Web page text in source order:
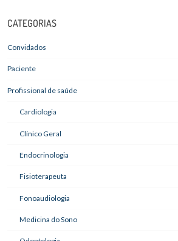
CATEGORIAS
Convidados
Paciente
Profissional de saúde
Cardiologia
Clínico Geral
Endocrinologia
Fisioterapeuta
Fonoaudiologia
Medicina do Sono